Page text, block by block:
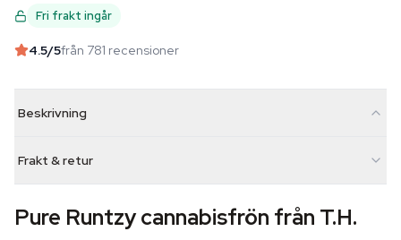
Fri frakt ingår
4.5/5från 781 recensioner
Beskrivning
Frakt & retur
Pure Runtzy cannabisfrön från T.H.